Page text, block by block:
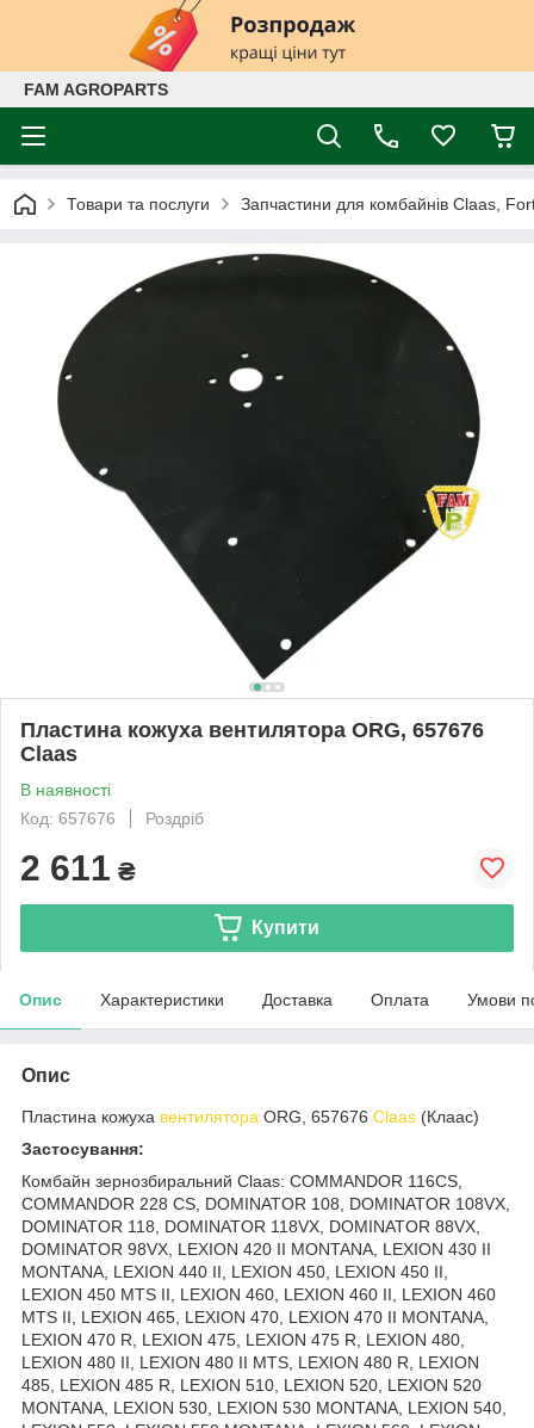
FAM AGROPARTS
Товари та послуги Запчастини для комбайнів Claas,
Пластина кожуха вентилятора ORG, 657676
Claas
В наявності
Код: 657676
Роздріб
2 611 ₴
Купити
Опис Характеристики Доставка Оплата Умови
Опис
Пластина кожуха вентилятора ORG, 657676 Claas (Клаас)
Застосування:
Комбайн зернозбиральний Claas: COMMANDOR 116CS,
COMMANDOR 228 CS, DOMINATOR 108, DOMINATOR 108VX,
DOMINATOR 118, DOMINATOR 118VX, DOMINATOR 88VX,
DOMINATOR 98VX, LEXION 420 II MONTANA, LEXION 430 II
MONTANA, LEXION 440 II, LEXION 450, LEXION 450 II,
LEXION 450 MTS II, LEXION 460, LEXION 460 II, LEXION 460
MTS II, LEXION 465, LEXION 470, LEXION 470 II MONTANA,
LEXION 470 R, LEXION 475, LEXION 475 R, LEXION 480,
LEXION 480 II, LEXION 480 II MTS, LEXION 480 R, LEXION
485, LEXION 485 R, LEXION 510, LEXION 520, LEXION 520
MONTANA, LEXION 530, LEXION 530 MONTANA, LEXION 540,